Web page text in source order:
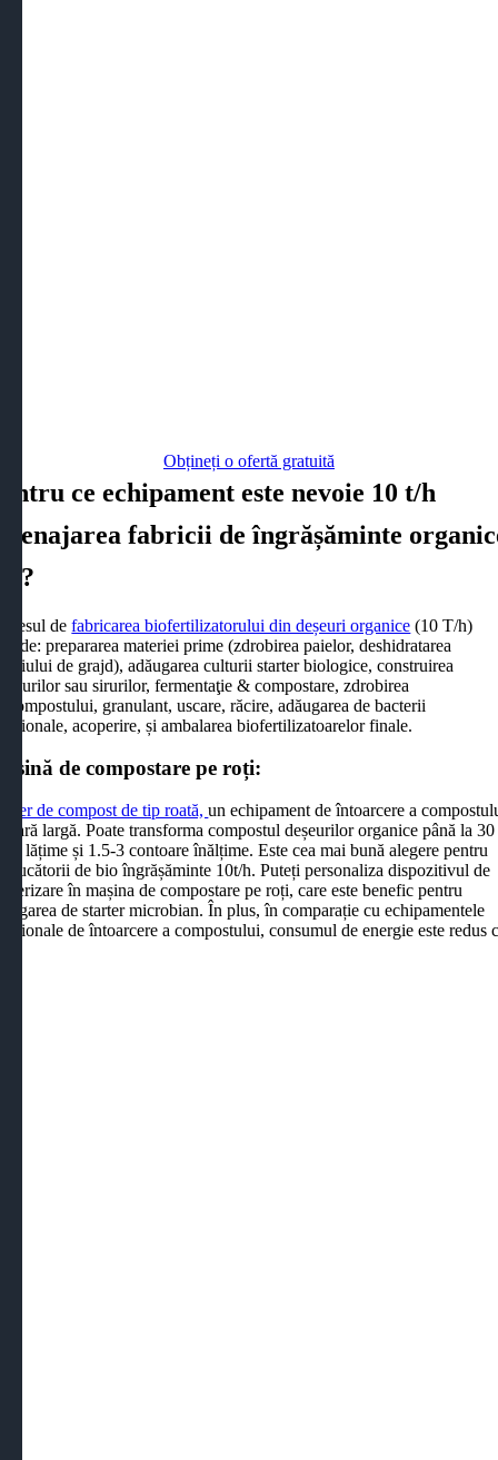
Obțineți o ofertă gratuită
ce echipament este nevoie 10 t/h
fabricii de îngrășăminte
defabricarea biofertilizatorului din deșeuri organice (10 T/h)
prepararea materiei prime (zdrobirea paielor, deshidratarea
de grajd), adăugarea culturii starter biologice, construirea
sau sirurilor, fermentaţie & compostare, zdrobirea
granulant, uscare, răcire, adăugarea de bacterii
acoperire, și ambalarea biofertilizatoarelor finale.
de compostare pe roți:
de compost de tip roată,un echipament de întoarcere a
largă. Poate transforma compostul deșeurilor organice până la 30
lățime și 1.5-3 contoare înălțime. Este cea mai bună alegere pentru
de bio îngrășăminte 10t/h. Puteți personaliza dispozitivul de
în mașina de compostare pe roți, care este benefic pentru
de starter microbian. În plus, în comparație cu echipamentele
de întoarcere a compostului, consumul de energie este redus